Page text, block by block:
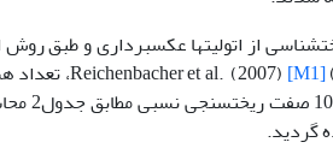
[M1]
(27)،
شد. با
گردید.